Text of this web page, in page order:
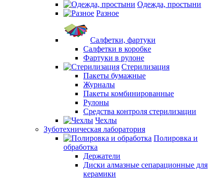
Одежда, простыни
Разное
Салфетки, фартуки
Салфетки в коробке
Фартуки в рулоне
Стерилизация
Пакеты бумажные
Журналы
Пакеты комбинированные
Рулоны
Средства контроля стерилизации
Чехлы
Зуботехническая лаборатория
Полировка и
обработка
Держатели
Диски алмазные сепарационные для
керамики